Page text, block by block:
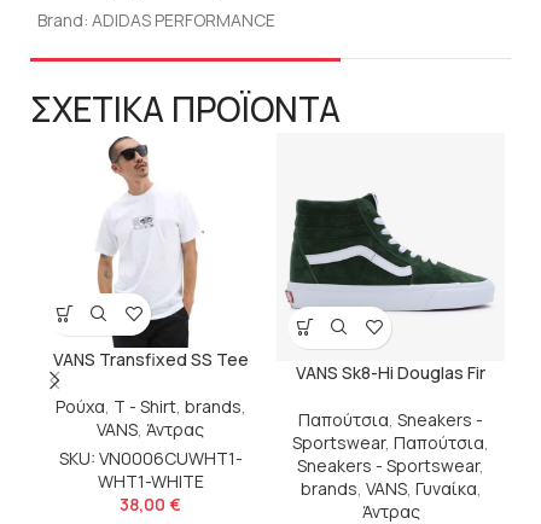
Brand: ADIDAS PERFORMANCE
ΣΧΕΤΙΚΑ ΠΡΟΪΟΝΤΑ
VANS Transfixed SS Tee
Ρούχα T - Shirt, brands
VANS Άντρας
SKU: VN0006CUWHT1-
WHT1-WHITE
38,00 €
VANS Sk8-Hi Douglas Fir
Παπούτσια, Sneakers -
Sportswear, Παπούτσια,
Sneakers - Sportswear,
brands, VANS, Γυναίκα,
Άντρας